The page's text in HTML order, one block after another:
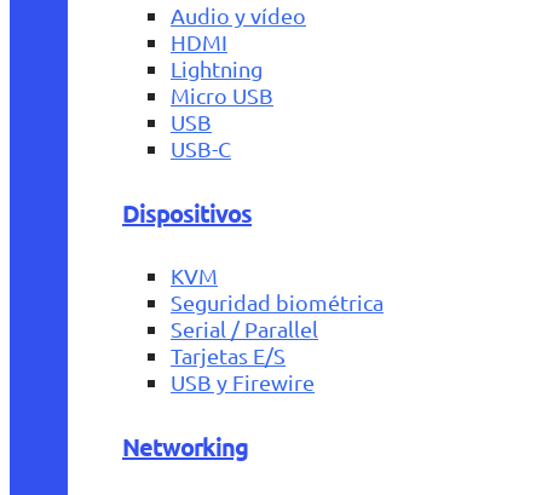
Audio y vídeo
HDMI
Lightning
Micro USB
USB
USB-C
Dispositivos
KVM
Seguridad biométrica
Serial / Parallel
Tarjetas E/S
USB y Firewire
Networking